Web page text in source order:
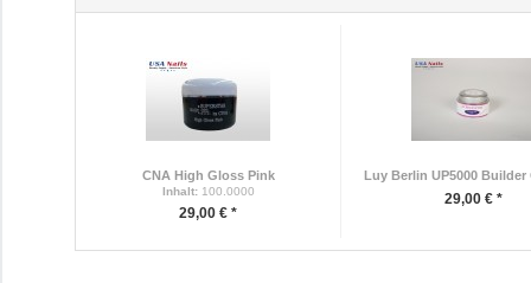
CNA High Gloss Pink
Inhalt:100.0000
29,00 € *
Luy Berlin UP5000 Builder
29,00 € *